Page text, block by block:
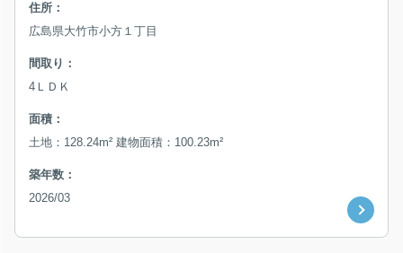
住所：
広島県大竹市小方１丁目
間取り：
4ＬＤＫ
面積：
土地：128.24m² 建物面積：100.23m²
築年数：
2026/03